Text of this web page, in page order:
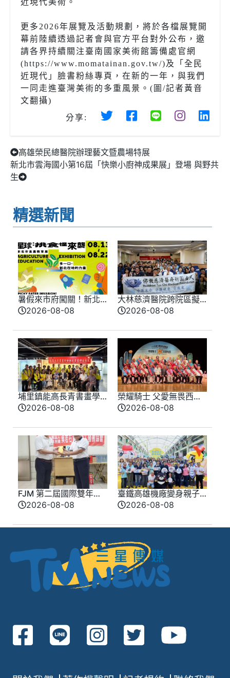
近現代美術。
更多2026年展覽及活動規劃，將於各檔展覽開
幕前陸續透過記者會與官方平台對外公布，邀
請各界持續關注臺南國家美術館籌備處官網
(https://www.momatainan.gov.tw/)及「全民
近現代」臉書粉絲專頁，在新的一年，與我們
一同走進臺灣美術的多重風景。(圖/記者黃音
文翻攝)
分享:
高雄榮民總醫院辦理藝文暨農場特展
新北市雲海國小第16屆「快樂小廚神成果展」登場 與野共
生
精選新聞
暑假來市府闖關！新北
味覺星球8/13登場 8/10
2026-08-08
大林慈濟醫院跨院區擬
真情境競賽登場 模擬
2026-08-08
埔里鎮能高長青書畫學
會會員聯合展 匯聚各界
2026-08-08
榮耀騎士 父愛無畏西部
牛仔風歡慶父親節 模
2026-08-08
FJM 第二屆國際雙年會
9 月台南登場 同步啟動
2026-08-08
臺鐵高雄機廠變身親子
樂園 陳其邁：讓歷史
2026-08-08